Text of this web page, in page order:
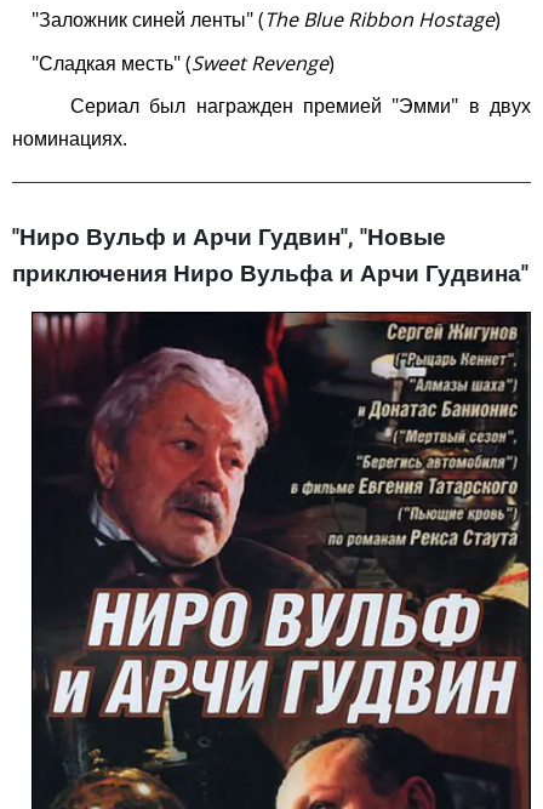
"Заложник синей ленты" (The Blue Ribbon Hostage)
"Сладкая месть" (Sweet Revenge)
Сериал был награжден премией "Эмми" в двух
номинациях.
"Ниро Вульф и Арчи Гудвин", "Новые
приключения Ниро Вульфа и Арчи Гудвина"